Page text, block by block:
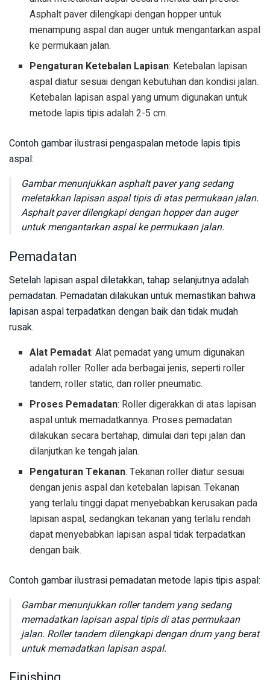
Asphalt paver dilengkapi dengan hopper untuk
menampung aspal dan auger untuk mengantarkan aspal
ke permukaan jalan.
Pengaturan Ketebalan Lapisan: Ketebalan lapisan
aspal diatur sesuai dengan kebutuhan dan kondisi jalan.
Ketebalan lapisan aspal yang umum digunakan untuk
metode lapis tipis adalah 2-5 cm.
Contoh gambar ilustrasi pengaspalan metode lapis tipis
aspal:
Gambar menunjukkan asphalt paver yang sedang
meletakkan lapisan aspal tipis di atas permukaan jalan.
Asphalt paver dilengkapi dengan hopper dan auger
untuk mengantarkan aspal ke permukaan jalan.
Pemadatan
Setelah lapisan aspal diletakkan, tahap selanjutnya adalah
pemadatan. Pemadatan dilakukan untuk memastikan bahwa
lapisan aspal terpadatkan dengan baik dan tidak mudah
rusak.
Alat Pemadat: Alat pemadat yang umum digunakan
adalah roller. Roller ada berbagai jenis, seperti roller
tandem, roller static, dan roller pneumatic.
Proses Pemadatan: Roller digerakkan di atas lapisan
aspal untuk memadatkannya. Proses pemadatan
dilakukan secara bertahap, dimulai dari tepi jalan dan
dilanjutkan ke tengah jalan.
Pengaturan Tekanan: Tekanan roller diatur sesuai
dengan jenis aspal dan ketebalan lapisan. Tekanan
yang terlalu tinggi dapat menyebabkan kerusakan pada
lapisan aspal, sedangkan tekanan yang terlalu rendah
dapat menyebabkan lapisan aspal tidak terpadatkan
dengan baik.
Contoh gambar ilustrasi pemadatan metode lapis tipis aspal:
Gambar menunjukkan roller tandem yang sedang
memadatkan lapisan aspal tipis di atas permukaan
jalan. Roller tandem dilengkapi dengan drum yang berat
untuk memadatkan lapisan aspal.